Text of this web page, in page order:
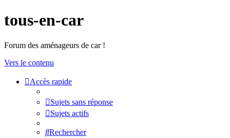
tous-en-car
Forum des aménageurs de car !
Vers le contenu
Accès rapide
Sujets sans réponse
Sujets actifs
Rechercher